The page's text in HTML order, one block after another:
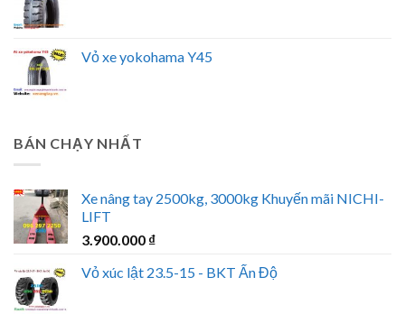
Vỏ xe yokohama Y45
BÁN CHẠY NHẤT
Xe nâng tay 2500kg, 3000kg Khuyến mãi NICHI-
LIFT
3.900.000 ₫
Vỏ xúc lật 23.5-15 - BKT Ấn Độ